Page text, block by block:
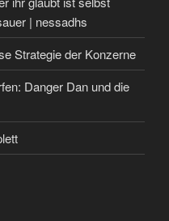
| nessadhs
Strategie der Konzerne
Danger Dan und die